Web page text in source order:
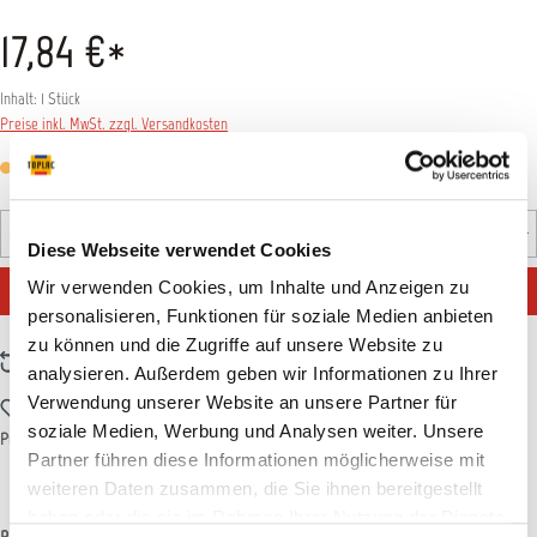
Diese Webseite verwendet Cookies
Wir verwenden Cookies, um Inhalte und Anzeigen zu
personalisieren, Funktionen für soziale Medien anbieten
zu können und die Zugriffe auf unsere Website zu
analysieren. Außerdem geben wir Informationen zu Ihrer
Verwendung unserer Website an unsere Partner für
soziale Medien, Werbung und Analysen weiter. Unsere
Partner führen diese Informationen möglicherweise mit
weiteren Daten zusammen, die Sie ihnen bereitgestellt
17,84 €*
Inhalt: 1 Stück
Preise inkl. MwSt. zzgl. Versandkosten
Versandfertig in 14 Tagen, Lieferzeit 5-7 Tage
Produkt Anzahl: Gib den gewünschten Wert ein oder
Stück
IN DEN WARENKORB
Zum Vergleich hinzufügen
Zum Merkzettel hinzufügen
Produktnummer:T011882